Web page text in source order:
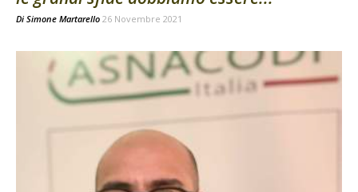
Di Simone Martarello 26 Novembre 2021